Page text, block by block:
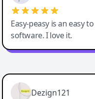
Easy-peasy is an easy
software. I love it.
Easy-Peasy AI
Dezign121